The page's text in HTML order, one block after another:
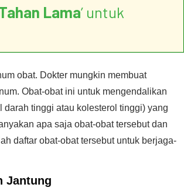
Lama’ untuk
obat. Dokter mungkin membuat
Obat-obat ini untuk mengendalikan
tinggi atau kolesterol tinggi) yang
apa saja obat-obat tersebut dan
daftar obat-obat tersebut untuk berjaga-
Jantung